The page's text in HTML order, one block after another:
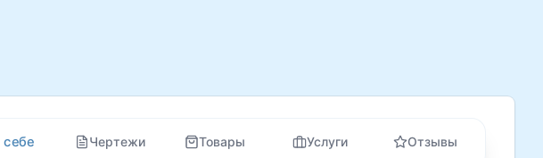
Чертежи Товары Услуги Отзывы